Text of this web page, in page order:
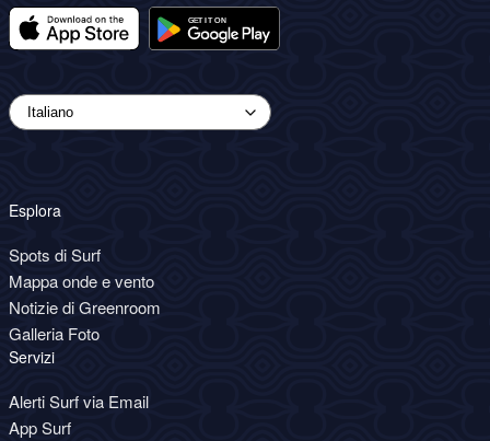
Esplora
Spots di Surf
Mappa onde e vento
Notizie di Greenroom
Galleria Foto
Servizi
Alerti Surf via Email
App Surf